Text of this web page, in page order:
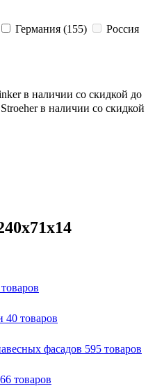
Германия (155)
Россия
в наличии со скидкой до
в наличии со скидкой
40 товаров
фасадов 595 товаров
товаров